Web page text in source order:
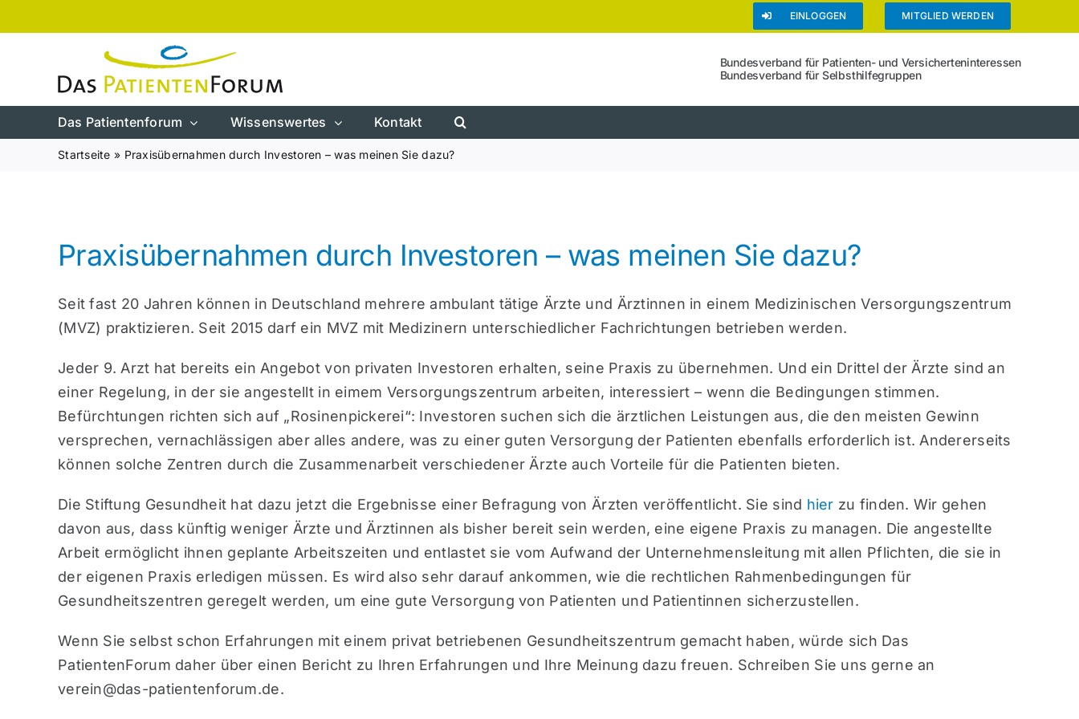
Inhalt
EINLOGGEN MITGLIED WERDEN
Bundesverband für Patienten- und Versicherteninteressen
Bundesverband für Selbsthilfegruppen
Das Patientenforum Wissenswertes Kontakt
Startseite » Praxisübernahmen durch Investoren – was meinen Sie dazu?
Praxisübernahmen durch Investoren – was meinen Sie dazu?
Seit fast 20 Jahren können in Deutschland mehrere ambulant tätige Ärzte und Ärztinnen in einem Medizinischen Versorgungszentrum
(MVZ) praktizieren. Seit 2015 darf ein MVZ mit Medizinern unterschiedlicher Fachrichtungen betrieben werden.
Jeder 9. Arzt hat bereits ein Angebot von privaten Investoren erhalten, seine Praxis zu übernehmen. Und ein Drittel der Ärzte sind an
einer Regelung, in der sie angestellt in eimem Versorgungszentrum arbeiten, interessiert – wenn die Bedingungen stimmen.
Befürchtungen richten sich auf „Rosinenpickerei“: Investoren suchen sich die ärztlichen Leistungen aus, die den meisten Gewinn
versprechen, vernachlässigen aber alles andere, was zu einer guten Versorgung der Patienten ebenfalls erforderlich ist. Andererseits
können solche Zentren durch die Zusammenarbeit verschiedener Ärzte auch Vorteile für die Patienten bieten.
Die Stiftung Gesundheit hat dazu jetzt die Ergebnisse einer Befragung von Ärzten veröffentlicht. Sie sind hier zu finden. Wir gehen
davon aus, dass künftig weniger Ärzte und Ärztinnen als bisher bereit sein werden, eine eigene Praxis zu managen. Die angestellte
Arbeit ermöglicht ihnen geplante Arbeitszeiten und entlastet sie vom Aufwand der Unternehmensleitung mit allen Pflichten, die sie in
der eigenen Praxis erledigen müssen. Es wird also sehr darauf ankommen, wie die rechtlichen Rahmenbedingungen für
Gesundheitszentren geregelt werden, um eine gute Versorgung von Patienten und Patientinnen sicherzustellen.
Wenn Sie selbst schon Erfahrungen mit einem privat betriebenen Gesundheitszentrum gemacht haben, würde sich Das
PatientenForum daher über einen Bericht zu Ihren Erfahrungen und Ihre Meinung dazu freuen. Schreiben Sie uns gerne an
verein@das-patientenforum.de.